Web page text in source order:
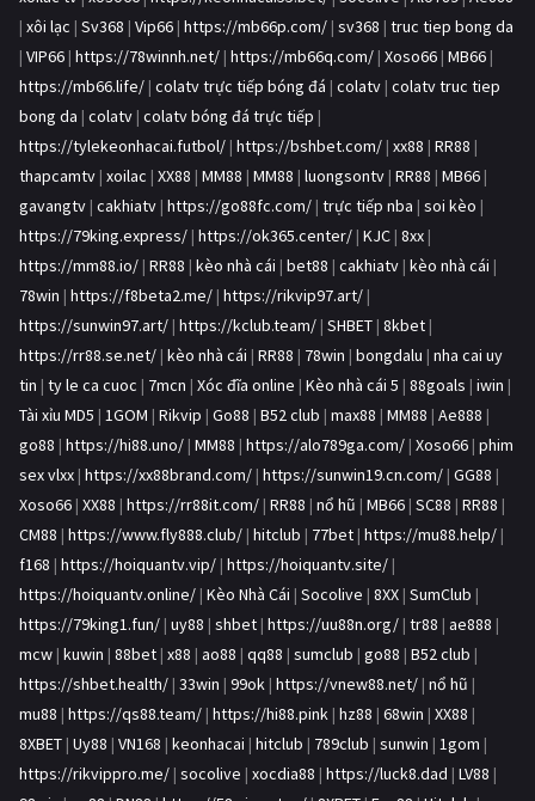
| xôi lạc | Sv368 | Vip66 | https://mb66p.com/ | sv368 | truc tiep bong da
| VIP66 | https://78winnh.net/ | https://mb66q.com/ | Xoso66 | MB66 |
https://mb66.life/ | colatv trực tiếp bóng đá | colatv | colatv truc tiep
bong da | colatv | colatv bóng đá trực tiếp |
https://tylekeonhacai.futbol/ | https://bshbet.com/ | xx88 | RR88 |
thapcamtv | xoilac | XX88 | MM88 | MM88 | luongsontv | RR88 | MB66 |
gavangtv | cakhiatv | https://go88fc.com/ | trực tiếp nba | soi kèo |
https://79king.express/ | https://ok365.center/ | KJC | 8xx |
https://mm88.io/ | RR88 | kèo nhà cái | bet88 | cakhiatv | kèo nhà cái |
78win | https://f8beta2.me/ | https://rikvip97.art/ |
https://sunwin97.art/ | https://kclub.team/ | SHBET | 8kbet |
https://rr88.se.net/ | kèo nhà cái | RR88 | 78win | bongdalu | nha cai uy
tin | ty le ca cuoc | 7mcn | Xóc đĩa online | Kèo nhà cái 5 | 88goals | iwin |
Tài xỉu MD5 | 1GOM | Rikvip | Go88 | B52 club | max88 | MM88 | Ae888 |
go88 | https://hi88.uno/ | MM88 | https://alo789ga.com/ | Xoso66 | phim
sex vlxx | https://xx88brand.com/ | https://sunwin19.cn.com/ | GG88 |
Xoso66 | XX88 | https://rr88it.com/ | RR88 | nổ hũ | MB66 | SC88 | RR88 |
CM88 | https://www.fly888.club/ | hitclub | 77bet | https://mu88.help/ |
f168 | https://hoiquantv.vip/ | https://hoiquantv.site/ |
https://hoiquantv.online/ | Kèo Nhà Cái | Socolive | 8XX | SumClub |
https://79king1.fun/ | uy88 | shbet | https://uu88n.org/ | tr88 | ae888 |
mcw | kuwin | 88bet | x88 | ao88 | qq88 | sumclub | go88 | B52 club |
https://shbet.health/ | 33win | 99ok | https://vnew88.net/ | nổ hũ |
mu88 | https://qs88.team/ | https://hi88.pink | hz88 | 68win | XX88 |
8XBET | Uy88 | VN168 | keonhacai | hitclub | 789club | sunwin | 1gom |
https://rikvippro.me/ | socolive | xocdia88 | https://luck8.dad | LV88 |